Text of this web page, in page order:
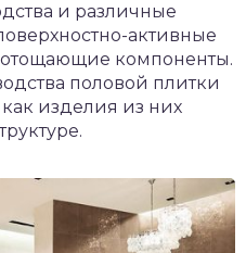
и различные
активные
компоненты.
половой плитки
изделия из них